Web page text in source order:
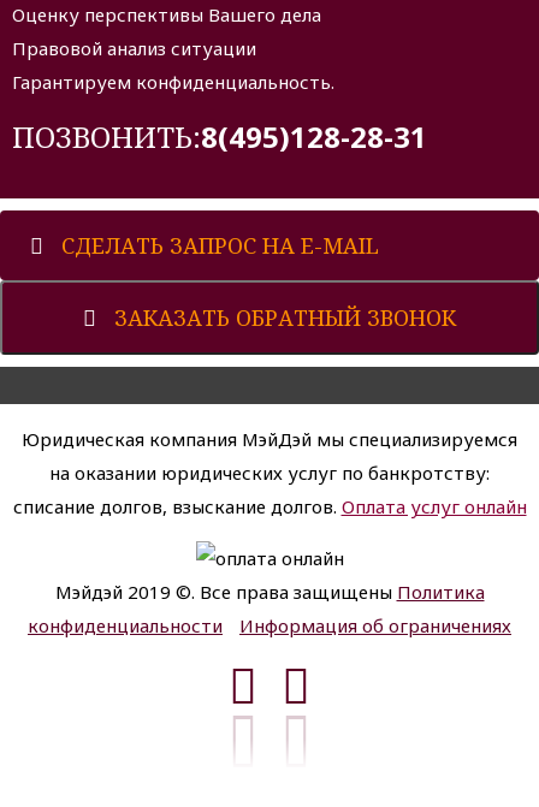
Оценку перспективы Вашего дела
Правовой анализ ситуации
Гарантируем конфиденциальность.
ПОЗВОНИТЬ:8(495)128-28-31
СДЕЛАТЬ ЗАПРОС НА E-MAIL
ЗАКАЗАТЬ ОБРАТНЫЙ ЗВОНОК
Юридическая компания МэйДэй мы специализируемся
на оказании юридических услуг по банкротству:
списание долгов, взыскание долгов. Оплата услуг онлайн
Мэйдэй 2019 ©. Все права защищены Политика
конфиденциальности
Информация об ограничениях